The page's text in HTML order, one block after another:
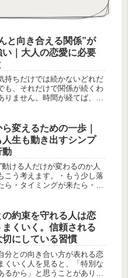
と向き合える関係”が
い｜大人の恋愛に必要
持ちだけでは続かないどれだ
も、それだけで関係が続くわ
りません。時間が経てば、い
になるのが、“向き合う力”で
がない関係なんて存在しな
変えるための一歩｜
人生も動き出すシンプ
動
動ける人だけが変わるのか人
こう考えます。・もう少し落
ら・タイミングが来たら・余
いた人です。完璧な準備も、
タイミングも必要ない。必...
の約束を守れる人は恋
まくいく。信頼される
切にしている習慣
分との向き合い方が表れる恋
くいく人を見ると、「特別な
るから」と思うことがありま